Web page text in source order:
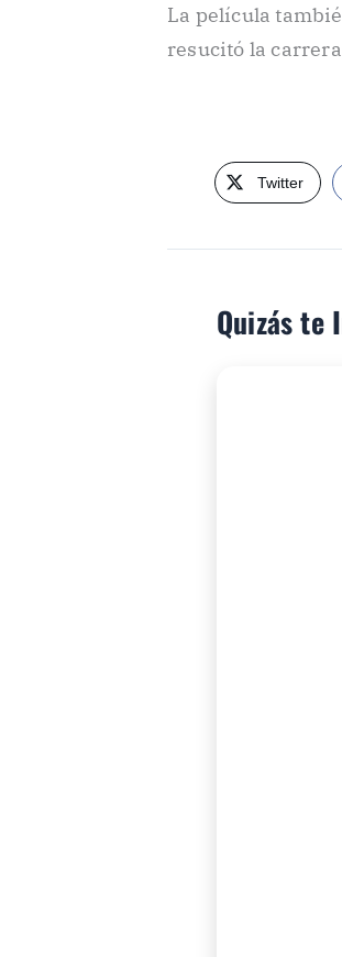
La película
resucitó la
Twitter
Quizás te